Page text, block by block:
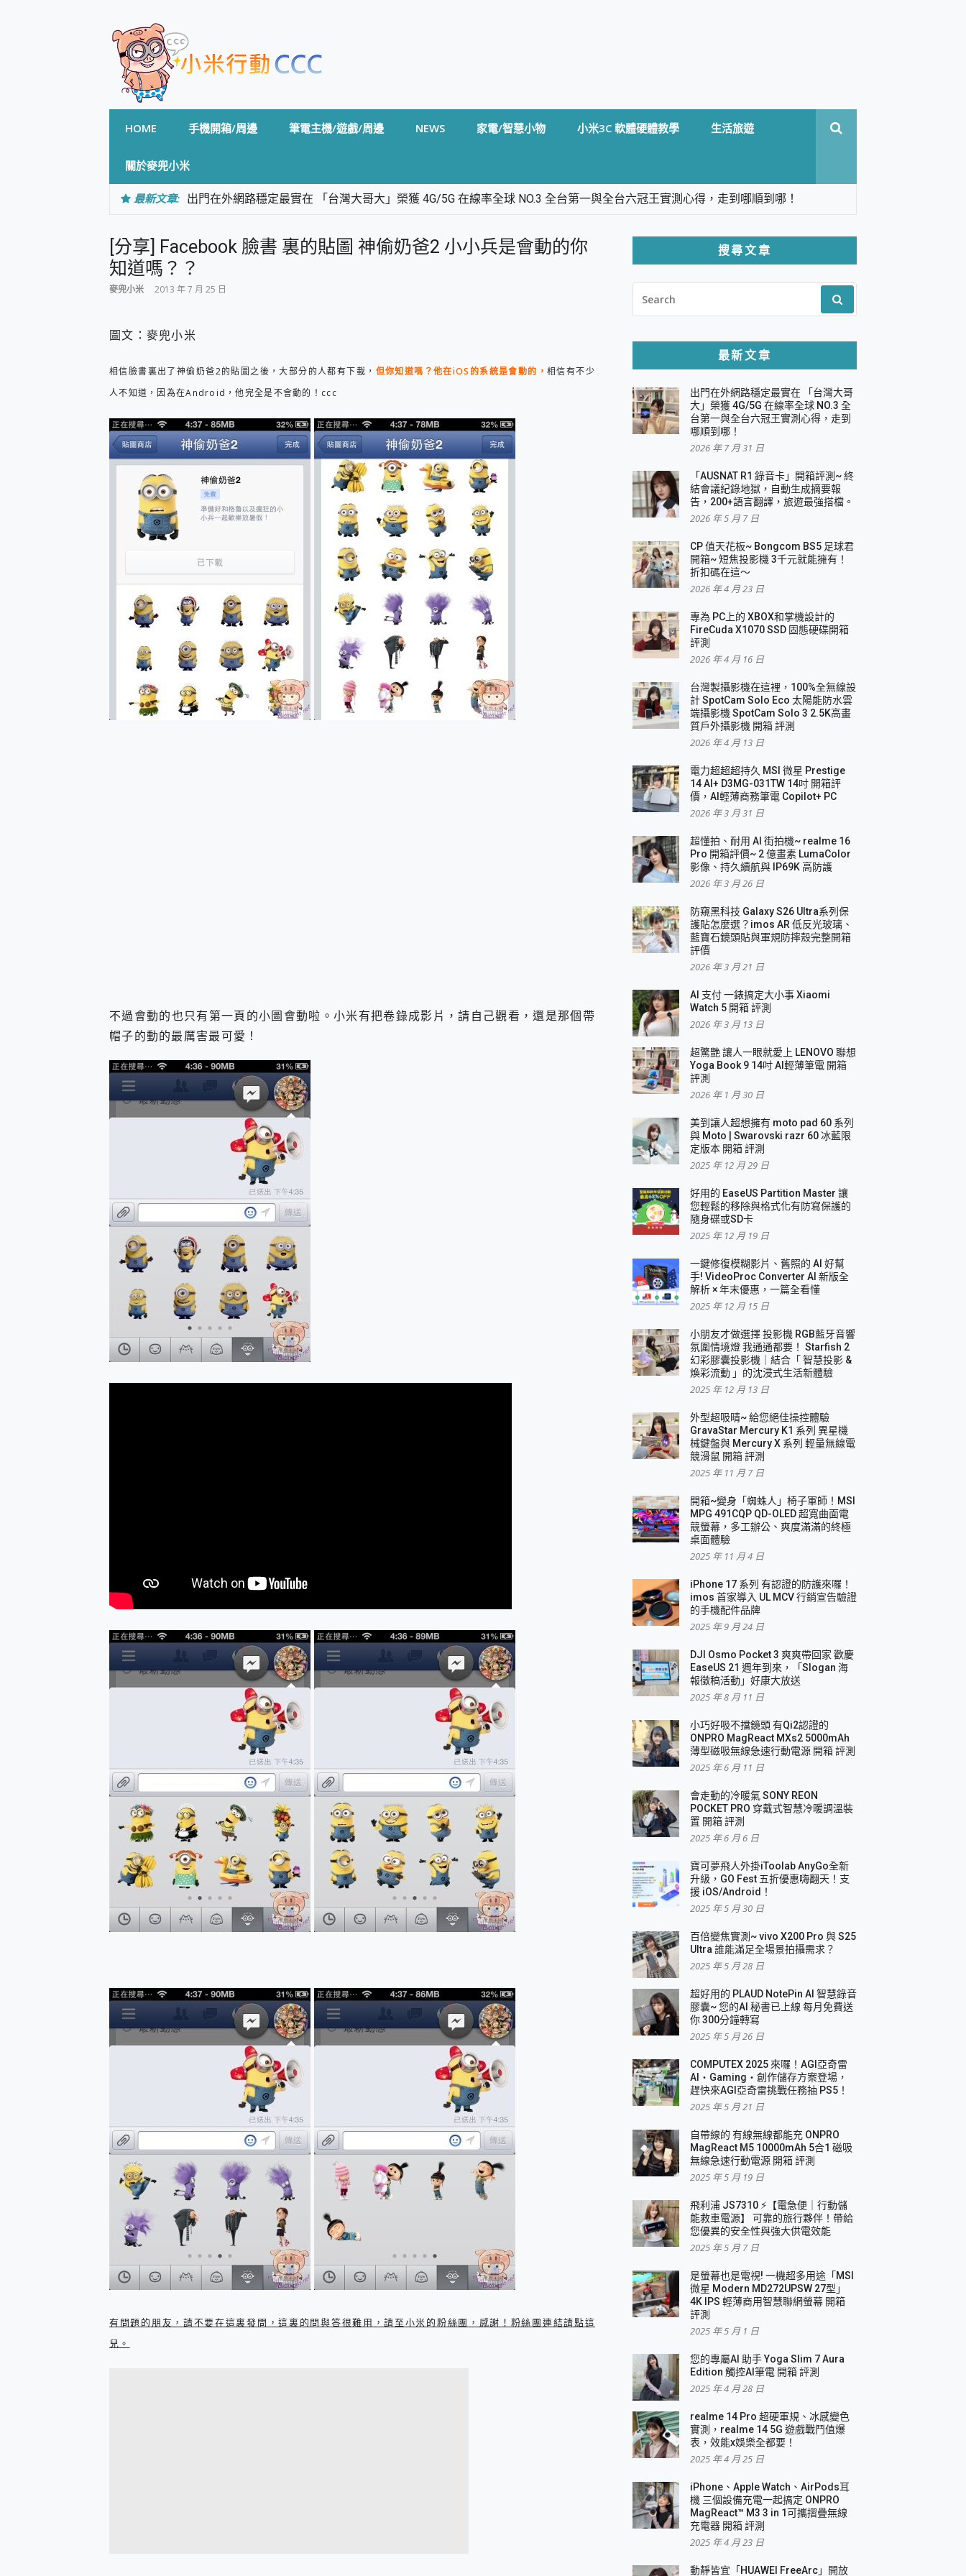
HOME 手機開箱/周邊 筆電主機/遊戲/周邊 NEWS 家電/智慧小物 小米3C 軟體硬體教學 生活旅遊
關於麥兜小米
最新文章: 出門在外網路穩定最實在 「台灣大哥大」榮獲 4G/5G 在線率全球 NO.3 全台第一與全台六冠王實測心得，走到哪順到哪！
專為 PC上的 XBOX和掌機設計的 FireCuda X1070 SSD 固態硬碟開箱 評測
台灣製攝影機在這裡，100%全無線設計 SpotCam Solo Eco 太陽能防水雲端攝影機 SpotCam Solo 3 2.5K高畫質戶外攝影機 開箱 評
測
電力超超超持久 MSI 微星 Prestige 14 AI+ D3MG-031TW 14吋 開箱評價，AI輕薄商務筆電 Copilot+ PC
AI 支付 一錶搞定大小事 Xiaomi Watch 5 開箱 評測
美到讓人超想擁有 moto pad 60 系列 與 Moto | Swarovski razr 60 冰藍限定版本 開箱 評測
好用的 EaseUS Partition Master 讓您輕鬆的移除與格式化有防寫保護的隨身碟或SD卡
一鍵修復模糊影片、舊照的 AI 好幫手! VideoProc Converter AI 新版全解析 × 年末優惠，一篇全看懂
小朋友才做選擇 投影機 RGB藍牙音響 氛圍情境燈 我通通都要！ Starfish 2 幻彩膠囊投影機｜結合「 智慧投影 & 煥彩流動 」的沈浸
式生活新體驗
外型超吸晴~ 給您絕佳操控體驗 GravaStar Mercury K1 系列 異星機械鍵盤與 Mercury X 系列 輕量無線電競滑鼠 開箱 評測
開箱~變身「蜘蛛人」椅子軍師！MSI MPG 491CQP QD-OLED 超寬曲面電競螢幕，多工辦公、爽度滿滿的終極桌面體驗
iPhone 17 系列 有認證的防護來囉！ imos 首家導入 UL MCV 行銷宣告驗證的手機配件品牌
DJI Osmo Pocket 3 爽爽帶回家 歡慶 EaseUS 21 週年到來，「Slogan 海報徵稿活動」好康大放送
小巧好吸不擋鏡頭 有Qi2認證的 ONPRO MagReact MXs2 5000mAh薄型磁吸無線急速行動電源 開箱 評測
會走動的冷暖氣 SONY REON POCKET PRO 穿戴式智慧冷暖調溫裝置 開箱 評測
寶可夢飛人外掛iToolab AnyGo全新升級，GO Fest 五折優惠嗨翻天！支援 iOS/Android！
百倍變焦實測~ vivo X200 Pro 與 S25 Ultra 誰能滿足全場景拍攝需求？
超好用的 PLAUD NotePin AI 智慧錄音膠囊~ 您的AI 秘書已上線 每月免費送你 300分鐘轉寫
COMPUTEX 2025 來囉！AGI亞奇雷 AI・Gaming・創作儲存方案登場，趕快來AGI亞奇雷挑戰任務抽 PS5！
自帶線的 有線無線都能充 ONPRO MagReact M5 10000mAh 5合1 磁吸無線急速行動電源 開箱 評測
飛利浦 JS7310 ⚡【電急便｜行動儲能救車電源】 可靠的旅行夥伴！帶給您優異的安全性與強大供電效能
是螢幕也是電視! 一機超多用途「MSI微星 Modern MD272UPSW 27型」 4K IPS 輕薄商用智慧聯網螢幕 開箱 評測
您的專屬AI 助手 Yoga Slim 7 Aura Edition 觸控AI筆電 開箱 評測
realme 14 Pro 超硬軍規、冰感變色實測，realme 14 5G 遊戲戰鬥值爆表，效能x娛樂全都要！
iPhone、Apple Watch、AirPods耳機 三個設備充電一起搞定 ONPRO MagReact™ M3 3 in 1可攜摺疊無線充電器 開箱 評測
動靜皆宜「HUAWEI FreeArc」開放式耳掛耳機，無感配戴! 超穩超服貼，音質、通話也很優質
好玩好拍 vivo V50 ~ 口袋裡的 Zeiss 潮流攝影棚!
EaseUS Vocal Remover 免費線上去聲器一鍵去除人聲 人聲 音樂分離 2024 消除人聲推薦
3 個超值 MHN 飛人工具分享~~ iToolab AnyGo 魔物獵人 Now飛人 ios教學 不出門也可以到處走
小體積 40000mAh 超大容量 一次充5個設備 充好充滿 CUKTECH 酷態科 300W 微型充電站 開箱 評測
97.3% 恢復率，資料救援就是這麼簡單 EaseUS Data Recovery Wizard Free 18.0.0 業界最好的資料救援軟體
Xiaomi 14 Ultra 開箱 評測~ 有深度的 Leica 影像旗艦手機! 加碼小旗艦 Xiaomi 14 開箱 評測
人像旗艦 vivo V30 系列 開箱 評測! 首搭蔡司光學鏡頭、攝影棚級柔光環、拍攝功能最好玩的美拍神機 vivo V30 Pro
一吸完美對位 擁有超強吸力與超好用的隱磁支架 O-ONE MAG 最會吸的行動電源 開箱 評測
OPPO 哈蘇 300mm 專業增距鏡實測：Find X9 Ultra 光學長焦隨手拍，紀錄生活就是這麼簡單
Motorola edge 70 pro 及 moto g37 power上市，登錄在送飛利浦氣炸鍋
近八千元的 Soundcore Liberty 5 Pro Max，有螢幕的耳機會是智商稅嗎?
[分享] Facebook 臉書 裏的貼圖 神偷奶爸2 小小兵是會動的你
知道嗎？？
麥兜小米 2013 年 7 月 25 日
圖文：麥兜小米
相信臉書裏出了神偷奶爸2的貼圖之後，大部分的人都有下載， 但你知道嗎？他在iOS的系統是會動的，相信有不少
人不知道，因為在Android，他完全是不會動的！ccc
不過會動的也只有第一頁的小圖會動啦。小米有把卷錄成影片，請自己觀看，還是那個帶
帽子的動的最厲害最可愛！
有問題的朋友，請不要在這裏發問，這裏的問與答很難用，請至小米的粉絲團，感謝！粉絲團連結請點這
兒。
搜尋文章
FOR:
最新文章
出門在外網路穩定最實在 「台灣大哥
大」榮獲 4G/5G 在線率全球 NO.3 全
台第一與全台六冠王實測心得，走到
哪順到哪！
2026 年 7 月 31 日
「AUSNAT R1 錄音卡」開箱評測~ 終
結會議紀錄地獄，自動生成摘要報
告，200+語言翻譯，旅遊最強搭檔。
2026 年 5 月 7 日
CP 值天花板~ Bongcom BS5 足球君
開箱~ 短焦投影機 3千元就能擁有！
折扣碼在這～
2026 年 4 月 23 日
專為 PC上的 XBOX和掌機設計的
FireCuda X1070 SSD 固態硬碟開箱
評測
2026 年 4 月 16 日
台灣製攝影機在這裡，100%全無線設
計 SpotCam Solo Eco 太陽能防水雲
端攝影機 SpotCam Solo 3 2.5K高畫
質戶外攝影機 開箱 評測
2026 年 4 月 13 日
電力超超超持久 MSI 微星 Prestige
14 AI+ D3MG-031TW 14吋 開箱評
價，AI輕薄商務筆電 Copilot+ PC
2026 年 3 月 31 日
超懂拍、耐用 AI 街拍機~ realme 16
Pro 開箱評價~ 2 億畫素 LumaColor
影像、持久續航與 IP69K 高防護
2026 年 3 月 26 日
防窺黑科技 Galaxy S26 Ultra系列保
護貼怎麼選？imos AR 低反光玻璃、
藍寶石鏡頭貼與軍規防摔殼完整開箱
評價
2026 年 3 月 21 日
AI 支付 一錶搞定大小事 Xiaomi
Watch 5 開箱 評測
2026 年 3 月 13 日
超驚艷 讓人一眼就愛上 LENOVO 聯想
Yoga Book 9 14吋 AI輕薄筆電 開箱
評測
2026 年 1 月 30 日
美到讓人超想擁有 moto pad 60 系列
與 Moto | Swarovski razr 60 冰藍限
定版本 開箱 評測
2025 年 12 月 29 日
好用的 EaseUS Partition Master 讓
您輕鬆的移除與格式化有防寫保護的
隨身碟或SD卡
2025 年 12 月 19 日
一鍵修復模糊影片、舊照的 AI 好幫
手! VideoProc Converter AI 新版全
解析 × 年末優惠，一篇全看懂
2025 年 12 月 15 日
小朋友才做選擇 投影機 RGB藍牙音響
氛圍情境燈 我通通都要！ Starfish 2
幻彩膠囊投影機｜結合「 智慧投影 &
煥彩流動 」的沈浸式生活新體驗
2025 年 12 月 13 日
外型超吸晴~ 給您絕佳操控體驗
GravaStar Mercury K1 系列 異星機
械鍵盤與 Mercury X 系列 輕量無線電
競滑鼠 開箱 評測
2025 年 11 月 7 日
開箱~變身「蜘蛛人」椅子軍師！MSI
MPG 491CQP QD-OLED 超寬曲面電
競螢幕，多工辦公、爽度滿滿的終極
桌面體驗
2025 年 11 月 4 日
iPhone 17 系列 有認證的防護來囉！
imos 首家導入 UL MCV 行銷宣告驗證
的手機配件品牌
2025 年 9 月 24 日
DJI Osmo Pocket 3 爽爽帶回家 歡慶
EaseUS 21 週年到來，「Slogan 海
報徵稿活動」好康大放送
2025 年 8 月 11 日
小巧好吸不擋鏡頭 有Qi2認證的
ONPRO MagReact MXs2 5000mAh
薄型磁吸無線急速行動電源 開箱 評測
2025 年 6 月 11 日
會走動的冷暖氣 SONY REON
POCKET PRO 穿戴式智慧冷暖調溫裝
置 開箱 評測
2025 年 6 月 6 日
寶可夢飛人外掛iToolab AnyGo全新
升級，GO Fest 五折優惠嗨翻天！支
援 iOS/Android！
2025 年 5 月 30 日
百倍變焦實測~ vivo X200 Pro 與 S25
Ultra 誰能滿足全場景拍攝需求？
2025 年 5 月 28 日
超好用的 PLAUD NotePin AI 智慧錄音
膠囊~ 您的AI 秘書已上線 每月免費送
你 300分鐘轉寫
2025 年 5 月 26 日
COMPUTEX 2025 來囉！AGI亞奇雷
AI・Gaming・創作儲存方案登場，
趕快來AGI亞奇雷挑戰任務抽 PS5！
2025 年 5 月 21 日
自帶線的 有線無線都能充 ONPRO
MagReact M5 10000mAh 5合1 磁吸
無線急速行動電源 開箱 評測
2025 年 5 月 19 日
飛利浦 JS7310 ⚡【電急便｜行動儲
能救車電源】 可靠的旅行夥伴！帶給
您優異的安全性與強大供電效能
2025 年 5 月 7 日
是螢幕也是電視! 一機超多用途「MSI
微星 Modern MD272UPSW 27型」
4K IPS 輕薄商用智慧聯網螢幕 開箱
評測
2025 年 5 月 1 日
您的專屬AI 助手 Yoga Slim 7 Aura
Edition 觸控AI筆電 開箱 評測
2025 年 4 月 28 日
realme 14 Pro 超硬軍規、冰感變色
實測，realme 14 5G 遊戲戰鬥值爆
表，效能x娛樂全都要！
2025 年 4 月 25 日
iPhone、Apple Watch、AirPods耳
機 三個設備充電一起搞定 ONPRO
MagReact™ M3 3 in 1可攜摺疊無線
充電器 開箱 評測
2025 年 4 月 23 日
動靜皆宜「HUAWEI FreeArc」開放